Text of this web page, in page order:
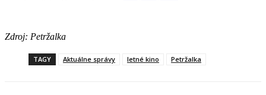
Zdroj: Petržalka
TAGY Aktuálne správy letné kino Petržalka